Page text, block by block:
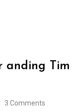
anding Tim
3 Comments